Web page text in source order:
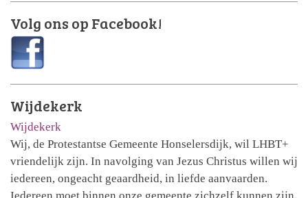
Volg ons op Facebook!
Wijdekerk
Wijdekerk
Wij, de Protestantse Gemeente Honselersdijk, wil LHBT+
vriendelijk zijn. In navolging van Jezus Christus willen wij
iedereen, ongeacht geaardheid, in liefde aanvaarden.